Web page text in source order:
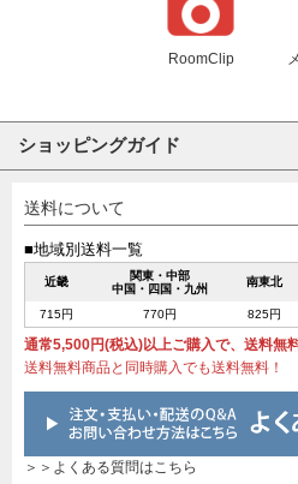
RoomClip
ショッピングガイド
送料について
■地域別送料一覧
近畿
関東・中部
中国・四国・九州
南東北
715円 770円 825円
通常5,500円(税込)以上ご購入で、送料無
送料無料商品と同時購入でも送料無料！
＞＞よくある質問はこちら